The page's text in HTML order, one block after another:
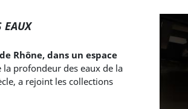
EAUX
Rhône, dans un espace
la profondeur des eaux de la
a rejoint les collections